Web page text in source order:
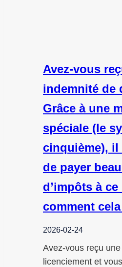
Avez-vous
indemnité de
Grâce à une
spéciale (le
cinquième),
de payer
d’impôts à
comment
2026-02-24
Avez-vous reçu
licenciement et